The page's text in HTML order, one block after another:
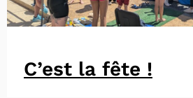
C’est la fête !